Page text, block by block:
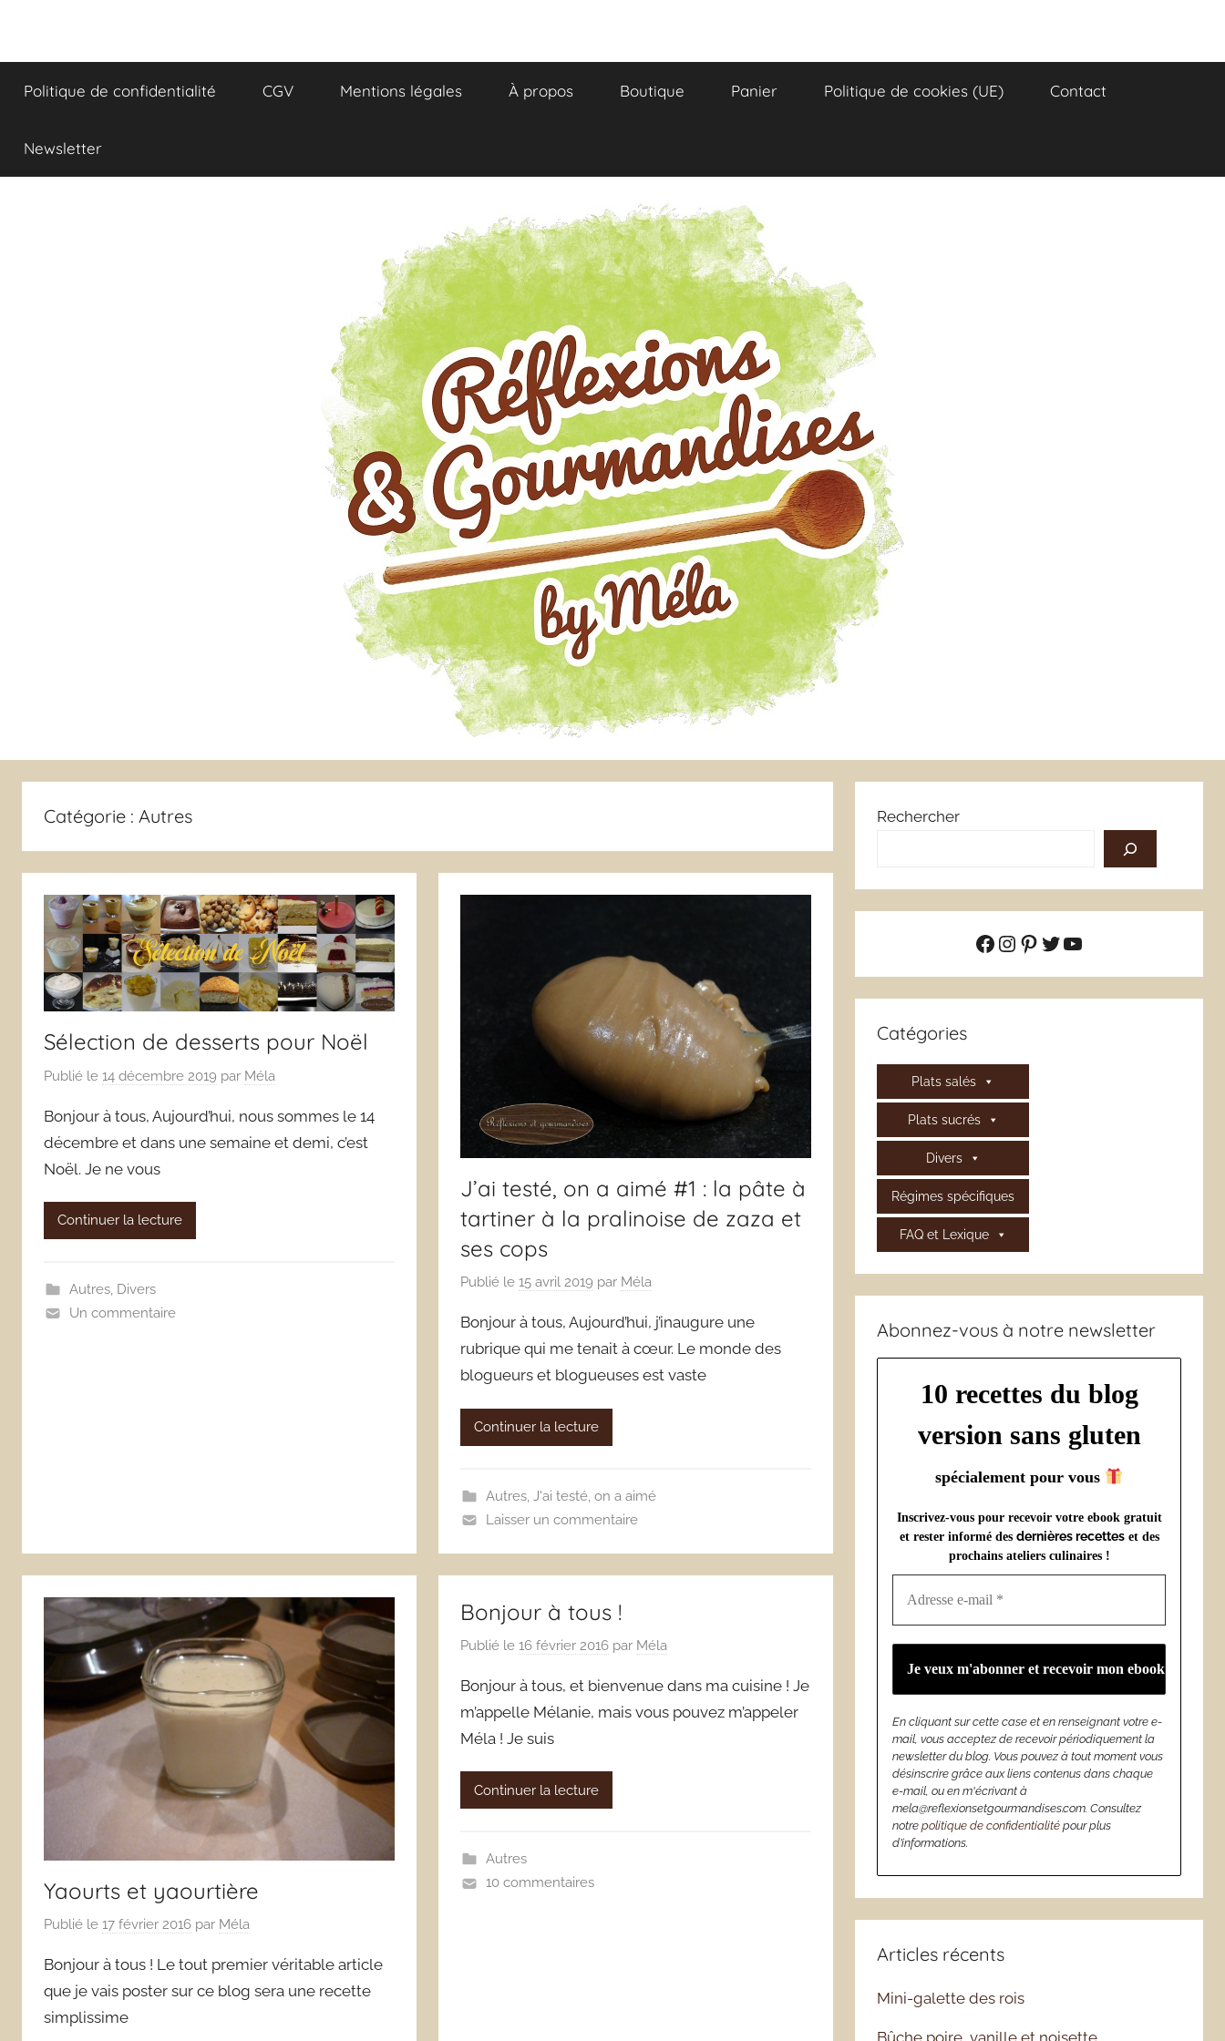
contenu
Réflexions
et
Gourmandises
Politique de confidentialité CGV Mentions légales À propos Boutique Panier Politique de cookies (UE) Contact
Newsletter
Catégorie : Autres
Sélection de desserts pour Noël
Publié le 14 décembre 2019 par Méla
Bonjour à tous, Aujourd’hui, nous sommes le 14
décembre et dans une semaine et demi, c’est
Noël. Je ne vous
Continuer la lecture
Autres, Divers
Un commentaire
J’ai testé, on a aimé #1 : la pâte à
tartiner à la pralinoise de zaza et
ses cops
Publié le15 avril 2019 par Méla
Bonjour à tous, Aujourd’hui, j’inaugure une
rubrique qui me tenait à cœur. Le monde des
blogueurs et blogueuses est vaste
Continuer la lecture
Autres, J'ai testé, on a aimé
Laisser un commentaire
Yaourts et yaourtière
Publié le 17 février 2016 par Méla
Bonjour à tous ! Le tout premier véritable article
que je vais poster sur ce blog sera une recette
simplissime
Bonjour à tous !
Publié le16 février 2016 par Méla
Bonjour à tous, et bienvenue dans ma cuisine ! Je
m’appelle Mélanie, mais vous pouvez m’appeler
Méla ! Je suis
Continuer la lecture
Autres
10 commentaires
Rechercher
Facebook
Instagram
Pinterest
Twitter
YouTube
Catégories
Plats salés
Plats sucrés
Divers
Régimes spécifiques
FAQ et Lexique
Abonnez-vous à notre newsletter
10 recettes du blog
version sans gluten
spécialement pour vous
Inscrivez-vous pour recevoir votre ebook gratuit
et rester informé des dernières recettes et des
prochains ateliers culinaires !
En cliquant sur cette case et en renseignant votre e-
mail, vous acceptez de recevoir périodiquement la
newsletter du blog. Vous pouvez à tout moment vous
désinscrire grâce aux liens contenus dans chaque
e-mail, ou en m'écrivant à
mela@reflexionsetgourmandises.com. Consultez
notrepolitique de confidentialité pour plus
d’informations.
Articles récents
Mini-galette des rois